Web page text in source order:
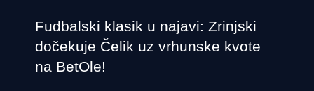
Fudbalski klasik u najavi: Zrinjski
dočekuje Čelik uz vrhunske kvote
na BetOle!